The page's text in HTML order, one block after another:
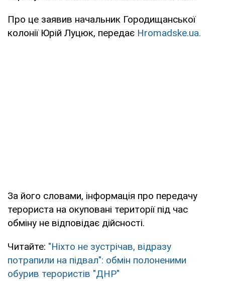
Про це заявив начальник Городищанської
колонії Юрій Луцюк, передає Hromadske.ua.
За його словами, інформація про передачу
терориста на окуповані території під час
обміну не відповідає дійсності.
Читайте: "Ніхто не зустрічав, відразу
потрапили на підвал": обмін полоненими
обурив терористів "ДНР"